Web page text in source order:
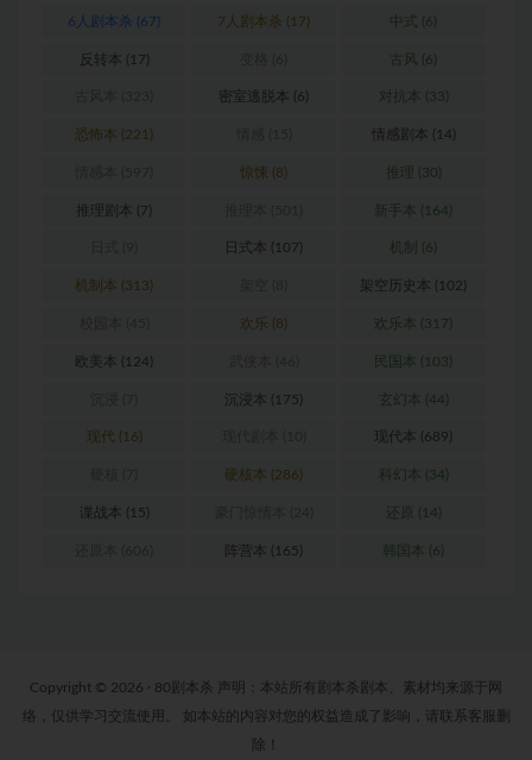
6人剧本杀 (67) 7人剧本杀 (17) 中式 (6)
反转本 (17) 古风 (6)
密室逃脱本 (6) 对抗本 (33)
恐怖本 (221) 情感剧本 (14)
惊悚 (8) 推理 (30)
推理剧本 (7) 新手本 (164)
日式本 (107) 机制 (6)
机制本 (313) 架空历史本 (102)
欢乐 (8) 欢乐本 (317)
欧美本 (124) 民国本 (103)
沉浸本 (175) 玄幻本 (44)
现代 (16) 现代本 (689)
硬核本 (286) 科幻本 (34)
谍战本 (15) 还原 (14)
阵营本 (165) 韩国本 (6)
Copyright © 2026 · 80剧本杀 声明：本站所有剧本杀剧本、素材均来源于网
络，仅供学习交流使用。 如本站的内容对您的权益造成了影响，请联系客服删
除！